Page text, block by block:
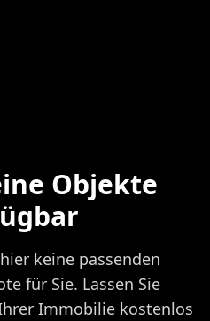
Objekte
keine passenden
für Sie. Lassen Sie
Immobilie kostenlos